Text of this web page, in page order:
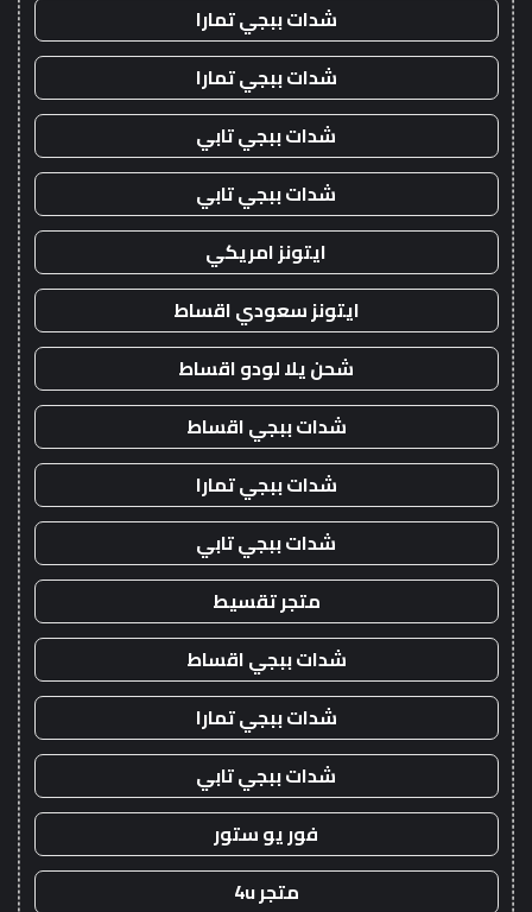
شدات ببجي تمارا
شدات ببجي تمارا
شدات ببجي تابي
شدات ببجي تابي
ايتونز امريكي
ايتونز سعودي اقساط
شحن يلا لودو اقساط
شدات ببجي اقساط
شدات ببجي تمارا
شدات ببجي تابي
متجر تقسيط
شدات ببجي اقساط
شدات ببجي تمارا
شدات ببجي تابي
فور يو ستور
متجر 4u